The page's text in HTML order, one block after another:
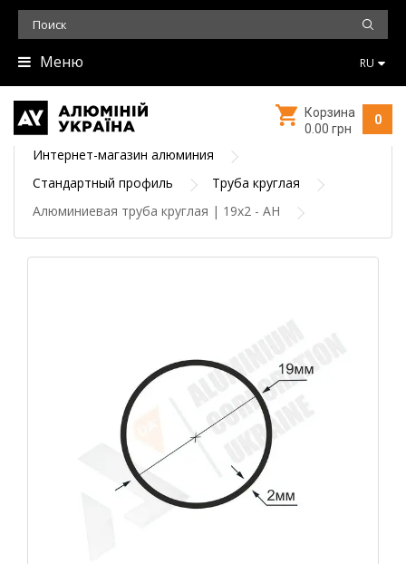
Меню RU
0
Корзина
0.00 грн
Интернет-магазин алюминия
Стандартный профиль
Труба круглая
Алюминиевая труба круглая | 19х2 - АН